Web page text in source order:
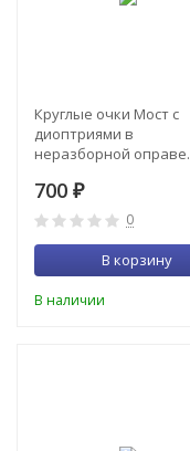
Круглые очки Мост с
диоптриями в
неразборной оправе.
700 ₽
0
В корзину
В наличии